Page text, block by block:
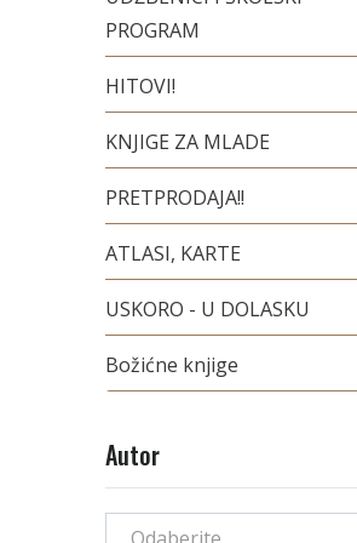
PROGRAM
HITOVI!
KNJIGE ZA MLADE
PRETPRODAJA!!
ATLASI, KARTE
USKORO - U DOLASKU
Božićne knjige
Autor